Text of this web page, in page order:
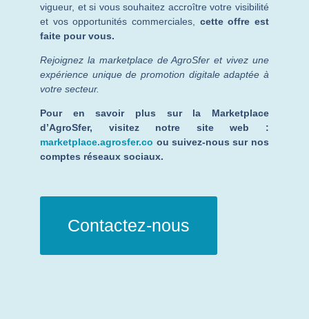
vigueur, et si vous souhaitez accroître votre visibilité
et vos opportunités commerciales, cette offre est
faite pour vous.
Rejoignez la marketplace de AgroSfer et vivez une
expérience unique de promotion digitale adaptée à
votre secteur.
Pour en savoir plus sur la Marketplace
d’AgroSfer, visitez notre site web :
marketplace.agrosfer.co ou suivez-nous sur nos
comptes réseaux sociaux.
Contactez-nous